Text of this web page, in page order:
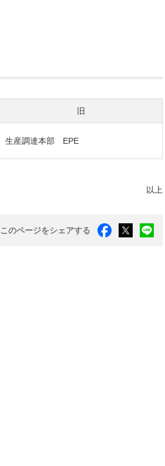
旧
生産調達本部 EPE
以上
このページをシェアする